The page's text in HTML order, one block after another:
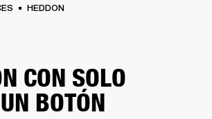
HEDDON
CON SOLO
BOTÓN